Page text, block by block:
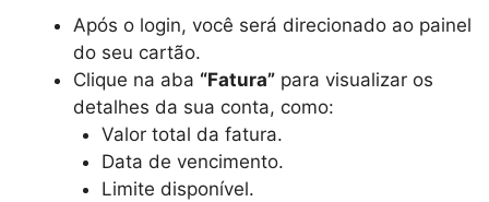
Após o login, você será direcionado ao painel
do seu cartão.
Clique na aba “Fatura” para visualizar os
detalhes da sua conta, como:
Valor total da fatura.
Data de vencimento.
Limite disponível.